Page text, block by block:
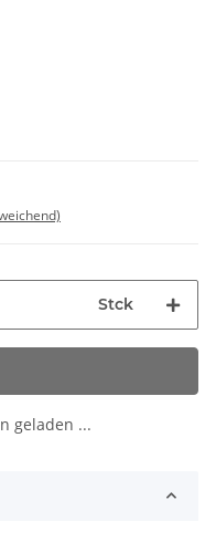
Stck
geladen ...